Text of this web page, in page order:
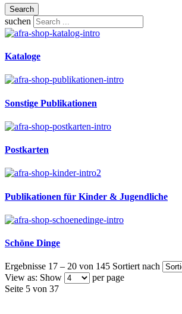
Search
suchen
Kataloge
Sonstige Publikationen
Postkarten
Publikationen für Kinder & Jugendliche
Schöne Dinge
Ergebnisse 17 – 20 von 145 Sortiert nach
View as: Show
per page
Seite 5 von 37